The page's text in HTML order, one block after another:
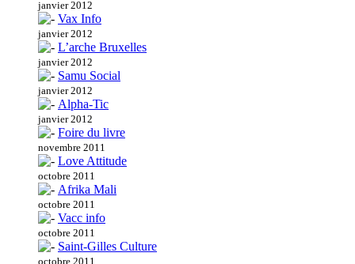
janvier 2012
Vax Info
janvier 2012
L’arche Bruxelles
janvier 2012
Samu Social
janvier 2012
Alpha-Tic
janvier 2012
Foire du livre
novembre 2011
Love Attitude
octobre 2011
Afrika Mali
octobre 2011
Vacc info
octobre 2011
Saint-Gilles Culture
octobre 2011